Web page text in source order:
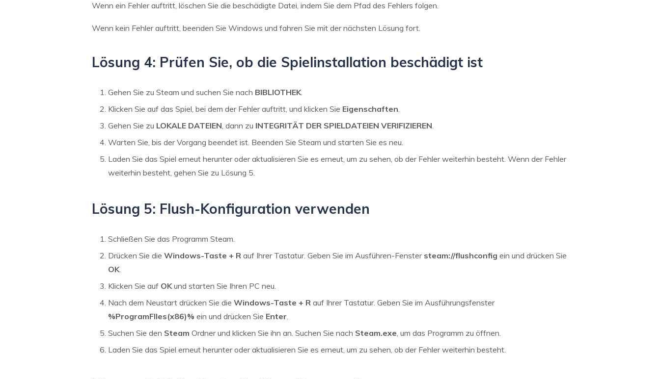
Wenn ein Fehler auftritt, löschen Sie die beschädigte Datei, indem Sie dem Pfad des Fehlers folgen.
Wenn kein Fehler auftritt, beenden Sie Windows und fahren Sie mit der nächsten Lösung fort.
Lösung 4: Prüfen Sie, ob die Spielinstallation beschädigt ist
Gehen Sie zu Steam und suchen Sie nach BIBLIOTHEK.
Klicken Sie auf das Spiel, bei dem der Fehler auftritt, und klicken Sie Eigenschaften.
Gehen Sie zu LOKALE DATEIEN, dann zu INTEGRITÄT DER SPIELDATEIEN VERIFIZIEREN.
Warten Sie, bis der Vorgang beendet ist. Beenden Sie Steam und starten Sie es neu.
Laden Sie das Spiel erneut herunter oder aktualisieren Sie es erneut, um zu sehen, ob der Fehler weiterhin besteht. Wenn der Fehler
weiterhin besteht, gehen Sie zu Lösung 5.
Lösung 5: Flush-Konfiguration verwenden
Schließen Sie das Programm Steam.
Drücken Sie die Windows-Taste + R auf Ihrer Tastatur. Geben Sie im Ausführen-Fenster steam://flushconfig ein und drücken Sie
OK.
Klicken Sie auf OKund starten Sie Ihren PC neu.
Nach dem Neustart drücken Sie die Windows-Taste + R auf Ihrer Tastatur. Geben Sie im Ausführungsfenster
%ProgramFIles(x86)% ein und drücken Sie Enter.
Suchen Sie den Steam Ordner und klicken Sie ihn an. Suchen Sie nach Steam.exe, um das Programm zu öffnen.
Laden Sie das Spiel erneut herunter oder aktualisieren Sie es erneut, um zu sehen, ob der Fehler weiterhin besteht.